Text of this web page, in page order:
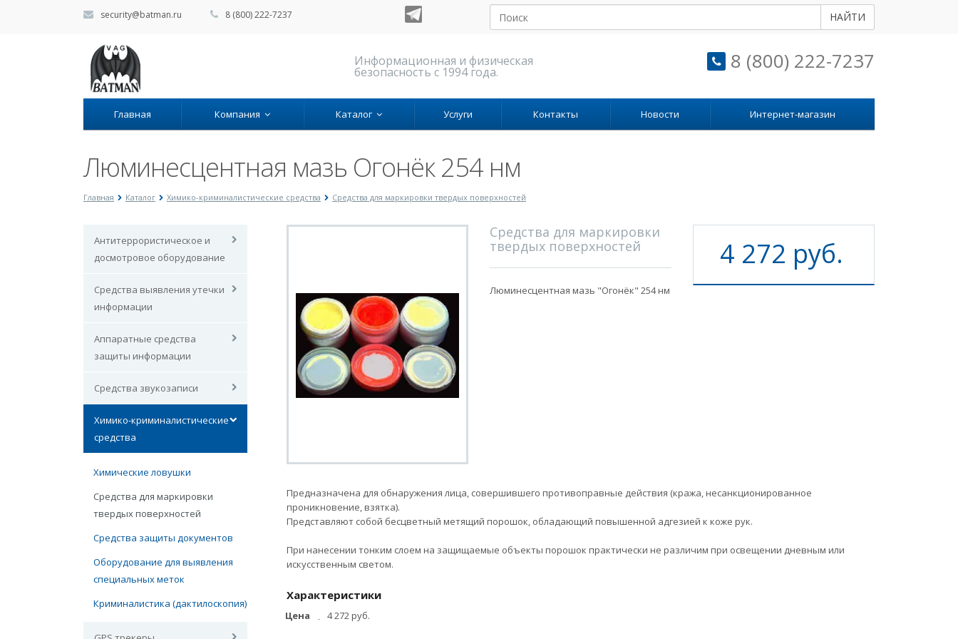
security@batman.ru 8 (800) 222-7237 НАЙТИ
Информационная и физическая
безопасность с 1994 года. 8 (800) 222-7237
Главная Компания Каталог Услуги Контакты Новости Интернет-магазин
Люминесцентная мазь Огонёк 254 нм
Главная Каталог Химико-криминалистические средства Средства для маркировки твердых поверхностей
Антитеррористическое и
досмотровое оборудование
Средства выявления утечки
информации
Аппаратные средства
защиты информации
Средства звукозаписи
Химико-криминалистические
средства
Химические ловушки
Средства для маркировки
твердых поверхностей
Средства защиты документов
Оборудование для выявления
специальных меток
Криминалистика (дактилоскопия)
Средства для маркировки
твердых поверхностей
Люминесцентная мазь "Огонёк" 254 нм
4 272 руб.
Предназначена для обнаружения лица, совершившего противоправные действия (кража, несанкционированное
проникновение, взятка).
Представляют собой бесцветный метящий порошок, обладающий повышенной адгезией к коже рук.
При нанесении тонким слоем на защищаемые объекты порошок практически не различим при освещении дневным или
искусственным светом.
Характеристики
Цена 4 272 руб.